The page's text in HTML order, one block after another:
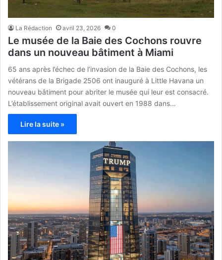
La Rédaction avril 23, 2026 0
Le musée de la Baie des Cochons rouvre
dans un nouveau bâtiment à Miami
65 ans après l’échec de l’invasion de la Baie des Cochons, les
vétérans de la Brigade 2506 ont inauguré à Little Havana un
nouveau bâtiment pour abriter le musée qui leur est consacré.
L’établissement original avait ouvert en 1988 dans…
Lire la suite »